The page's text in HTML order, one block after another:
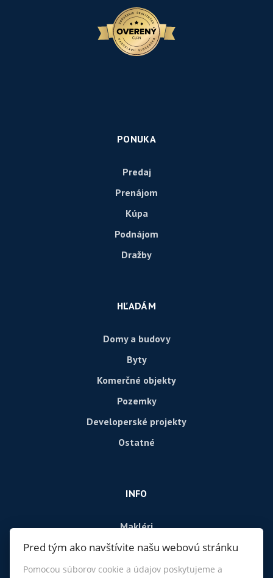
PONUKA
Predaj
Prenájom
Kúpa
Podnájom
Dražby
HĽADÁM
Domy a budovy
Byty
Komerčné objekty
Pozemky
Developerské projekty
Ostatné
INFO
Makléri
Napíšte nám
Kontakt
Pred tým ako navštívite našu webovú stránku
Pomocou súborov cookie a údajov poskytujeme a